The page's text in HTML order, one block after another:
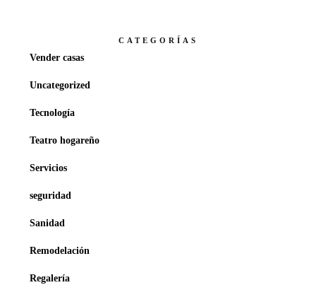
CATEGORÍAS
Vender casas
Uncategorized
Tecnología
Teatro hogareño
Servicios
seguridad
Sanidad
Remodelación
Regalería